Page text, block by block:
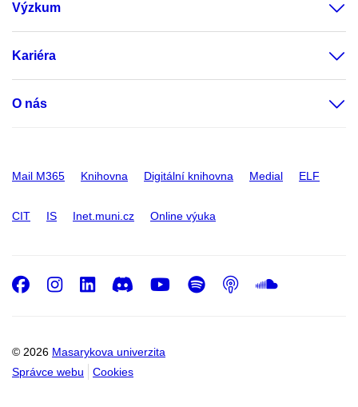
Výzkum
Kariéra
O nás
Mail M365 Knihovna Digitální knihovna Medial ELF
CIT IS Inet.muni.cz Online výuka
© 2026 Masarykova univerzita
Správce webu
Cookies
Facebook
Instagram
LinkedIn
DiscordYoutube
Spotify
Podcast